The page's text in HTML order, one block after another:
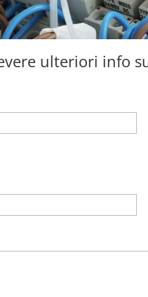
ulteriori info